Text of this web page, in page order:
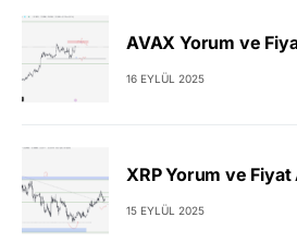
AVAX Yorum ve
16 EYLÜL 2025
XRP Yorum ve
15 EYLÜL 2025